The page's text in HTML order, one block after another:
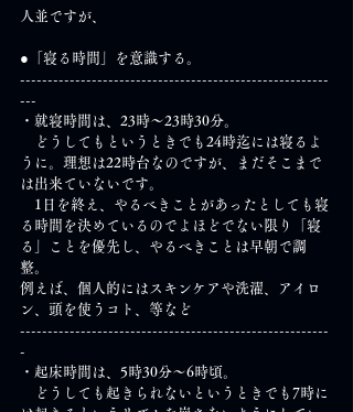
人並ですが、
●「寝る時間」を意識する。
--------------------------------------------------------
---
・就寝時間は、23時～23時30分。
どうしてもというときでも24時迄には寝るよ
うに。理想は22時台なのですが、まだそこまで
は出来ていないです。
1日を終え、やるべきことがあったとしても寝
る時間を決めているのでよほどでない限り「寝
る」ことを優先し、やるべきことは早朝で調
整。
例えば、個人的にはスキンケアや洗濯、アイロ
ン、頭を使うコト、等など
--------------------------------------------------------
-
・起床時間は、5時30分～6時頃。
どうしても起きられないというときでも7時に